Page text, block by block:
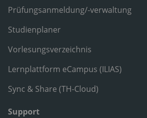
Prüfungsanmeldung/-verwaltung
Studienplaner
Vorlesungsverzeichnis
Lernplattform eCampus (ILIAS)
Sync & Share (TH-Cloud)
Support